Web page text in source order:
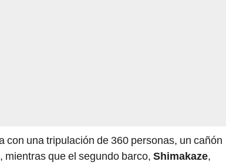
con una tripulación de 360 personas, un cañón
que el segundo barco, Shimakaze,